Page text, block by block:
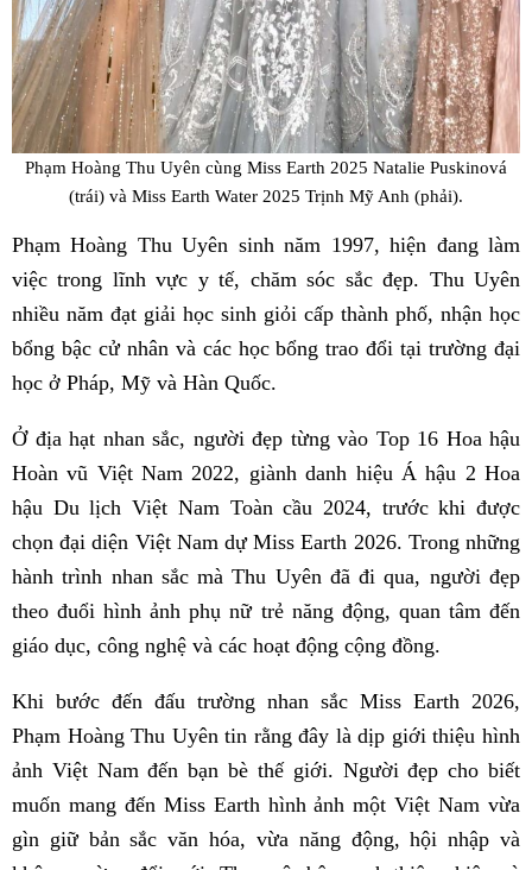
Phạm Hoàng Thu Uyên cùng Miss Earth 2025 Natalie Puskinová
(trái) và Miss Earth Water 2025 Trịnh Mỹ Anh (phải).
Phạm Hoàng Thu Uyên sinh năm 1997, hiện đang làm
việc trong lĩnh vực y tế, chăm sóc sắc đẹp. Thu Uyên
nhiều năm đạt giải học sinh giỏi cấp thành phố, nhận học
bổng bậc cử nhân và các học bổng trao đổi tại trường đại
học ở Pháp, Mỹ và Hàn Quốc.
Ở địa hạt nhan sắc, người đẹp từng vào Top 16 Hoa hậu
Hoàn vũ Việt Nam 2022, giành danh hiệu Á hậu 2 Hoa
hậu Du lịch Việt Nam Toàn cầu 2024, trước khi được
chọn đại diện Việt Nam dự Miss Earth 2026. Trong những
hành trình nhan sắc mà Thu Uyên đã đi qua, người đẹp
theo đuổi hình ảnh phụ nữ trẻ năng động, quan tâm đến
giáo dục, công nghệ và các hoạt động cộng đồng.
Khi bước đến đấu trường nhan sắc Miss Earth 2026,
Phạm Hoàng Thu Uyên tin rằng đây là dịp giới thiệu hình
ảnh Việt Nam đến bạn bè thế giới. Người đẹp cho biết
muốn mang đến Miss Earth hình ảnh một Việt Nam vừa
gìn giữ bản sắc văn hóa, vừa năng động, hội nhập và